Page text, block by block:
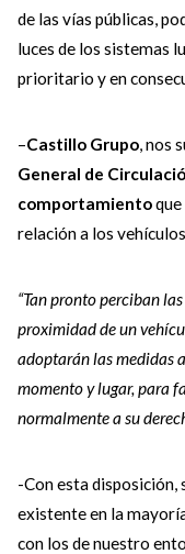
de las vías públicas,
luces de los sistemas
prioritario y en
–Castillo Grupo, nos
General de
comportamientoque
relación a los vehículos
“Tan pronto perciban
proximidad de un
adoptarán las medidas
momento y lugar, para
normalmente a su
-Con esta disposición,
existente en la
con los de nuestro